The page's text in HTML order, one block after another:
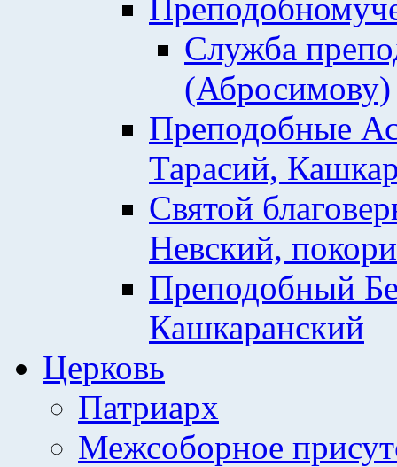
Служба
(Абросимову)
Преподобные
Тарасий,
Святой
Невский,
Преподобный
Кашкаранский
Церковь
Патриарх
Межсоборное